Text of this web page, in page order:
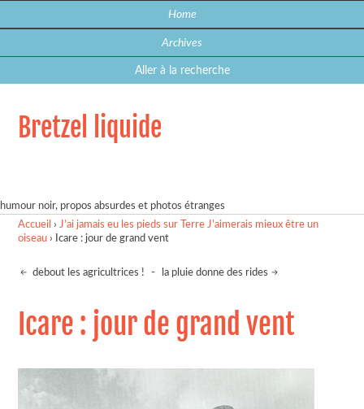
Home
Archives
Aller à la recherche
Bretzel liquide
humour noir, propos absurdes et photos étranges
Accueil ›J’ai jamais eu les pieds sur Terre J’aimerais mieux être un
oiseau › Icare : jour de grand vent
debout les agricultrices ! - la pluie donne des rides
Icare : jour de grand vent